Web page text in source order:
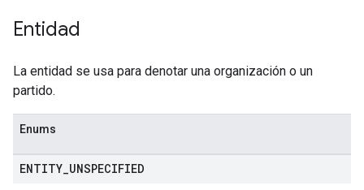
Entidad
La entidad se usa para denotar una organización o un
partido.
Enums
ENTITY UNSPECIFIED